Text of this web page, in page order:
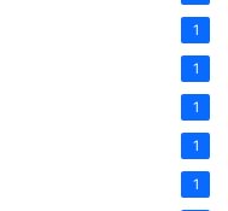
1
1
1
1
1